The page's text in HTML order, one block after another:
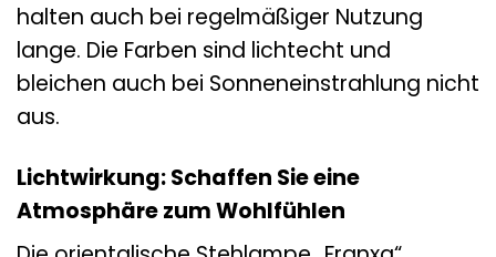
halten auch bei regelmäßiger Nutzung
lange. Die Farben sind lichtecht und
bleichen auch bei Sonneneinstrahlung nicht
aus.
Lichtwirkung: Schaffen Sie eine
Atmosphäre zum Wohlfühlen